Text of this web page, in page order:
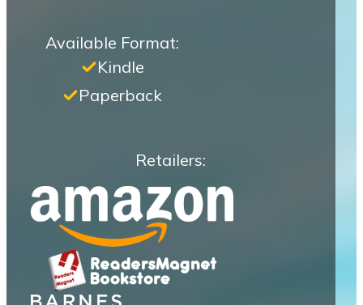
Available Format:
Kindle
Paperback
Retailers: